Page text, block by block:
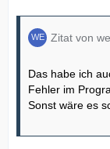
Zitat von
Das habe ich
Fehler im
Sonst wäre es